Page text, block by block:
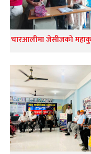
चारआलीमा जेसीजको